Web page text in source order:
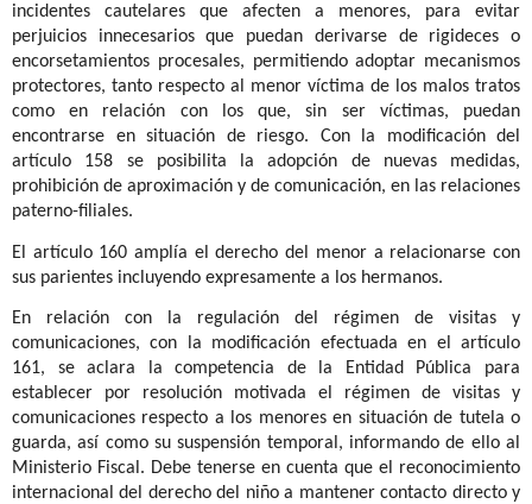
incidentes cautelares que afecten a menores, para evitar
perjuicios innecesarios que puedan derivarse de rigideces o
encorsetamientos procesales, permitiendo adoptar mecanismos
protectores, tanto respecto al menor víctima de los malos tratos
como en relación con los que, sin ser víctimas, puedan
encontrarse en situación de riesgo. Con la modificación del
artículo 158 se posibilita la adopción de nuevas medidas,
prohibición de aproximación y de comunicación, en las relaciones
paterno-filiales.
El artículo 160 amplía el derecho del menor a relacionarse con
sus parientes incluyendo expresamente a los hermanos.
En relación con la regulación del régimen de visitas y
comunicaciones, con la modificación efectuada en el artículo
161, se aclara la competencia de la Entidad Pública para
establecer por resolución motivada el régimen de visitas y
comunicaciones respecto a los menores en situación de tutela o
guarda, así como su suspensión temporal, informando de ello al
Ministerio Fiscal. Debe tenerse en cuenta que el reconocimiento
internacional del derecho del niño a mantener contacto directo y